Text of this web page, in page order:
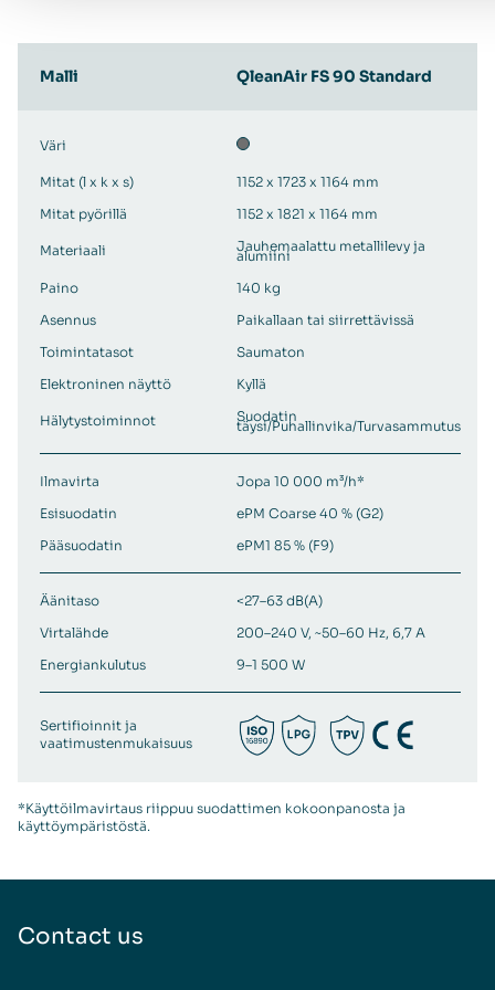
Malli QleanAir FS 90 Standard
Väri
Mitat (l x k x s)
1152 x 1723 x 1164 mm
Mitat pyörillä
1152 x 1821 x 1164 mm
Materiaali Jauhemaalattu metallilevy ja
alumiini
Paino
140 kg
Asennus
Paikallaan tai siirrettävissä
Toimintatasot
Saumaton
Elektroninen näyttö
Kyllä
Hälytystoiminnot Suodatin
täysi/Puhallinvika/Turvasammutus
Ilmavirta
Jopa 10 000 m³/h*
Esisuodatin
ePM Coarse 40 % (G2)
Pääsuodatin
ePM1 85 % (F9)
Äänitaso
<27–63 dB(A)
Virtalähde
200–240 V, ~50–60 Hz, 6,7 A
Energiankulutus
9–1 500 W
Sertifioinnit ja
vaatimustenmukaisuus
*Käyttöilmavirtaus riippuu suodattimen kokoonpanosta ja
käyttöympäristöstä.
Contact us